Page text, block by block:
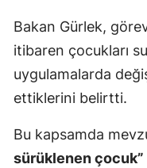
Bakan Gürlek,
itibaren çocukları
uygulamalarda
ettiklerini belirtti.
Bu kapsamda
sürüklenen çocuk”